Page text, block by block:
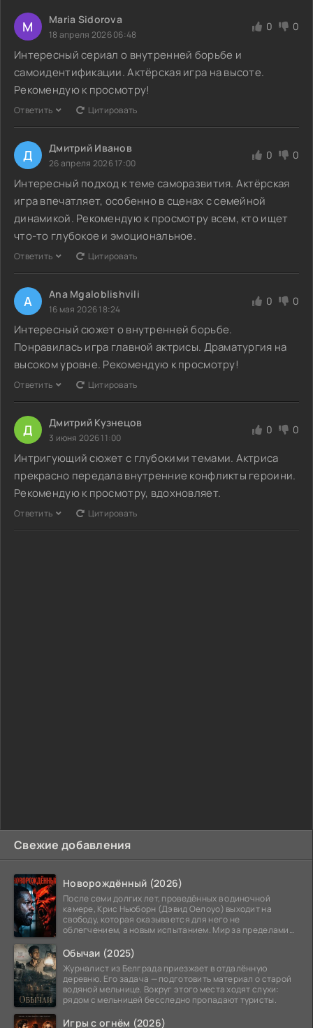
Свежие добавления
Новорождённый (2026)
После семи долгих лет, проведённых в одиночной
камере, Крис Ньюборн (Дэвид Оелоуо) выходит на
свободу, которая оказывается для него не
облегчением, а новым испытанием. Мир за пределами
Обычаи (2025)
Журналист из Белграда приезжает в отдалённую
деревню. Его задача — подготовить материал о старой
водяной мельнице. Вокруг этого места ходят слухи:
рядом с мельницей бесследно пропадают туристы.
Игры с огнём (2026)
M Maria Sidorova
18 апреля 2026 06:48
0 0
Интересный сериал о внутренней борьбе и
самоидентификации. Актёрская игра на высоте.
Рекомендую к просмотру!
Ответить Цитировать
Д Дмитрий Иванов
26 апреля 2026 17:00
0 0
Интересный подход к теме саморазвития. Актёрская
игра впечатляет, особенно в сценах с семейной
динамикой. Рекомендую к просмотру всем, кто ищет
что-то глубокое и эмоциональное.
Ответить Цитировать
A Ana Mgaloblishvili
16 мая 2026 18:24
0 0
Интересный сюжет о внутренней борьбе.
Понравилась игра главной актрисы. Драматургия на
высоком уровне. Рекомендую к просмотру!
Ответить Цитировать
Д Дмитрий Кузнецов
3 июня 2026 11:00
0 0
Интригующий сюжет с глубокими темами. Актриса
прекрасно передала внутренние конфликты героини.
Рекомендую к просмотру, вдохновляет.
Ответить Цитировать